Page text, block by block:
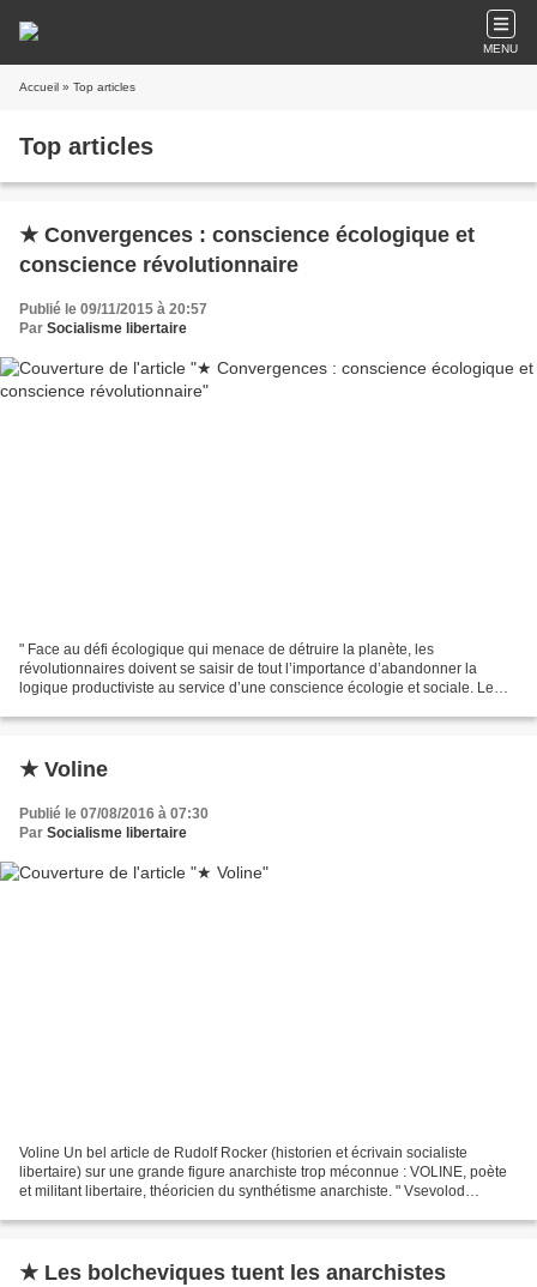
MENU
Accueil » Top articles
Top articles
★ Convergences : conscience écologique et
conscience révolutionnaire
Publié le 09/11/2015 à 20:57
Par Socialisme libertaire
" Face au défi écologique qui menace de détruire la planète, les
révolutionnaires doivent se saisir de tout l’importance d’abandonner la
logique productiviste au service d’une conscience écologie et sociale. Le
★ Voline
Publié le 07/08/2016 à 07:30
Par Socialisme libertaire
Voline Un bel article de Rudolf Rocker (historien et écrivain socialiste
libertaire) sur une grande figure anarchiste trop méconnue : VOLINE, poète
et militant libertaire, théoricien du synthétisme anarchiste. " Vsevolod
★ Les bolcheviques tuent les anarchistes